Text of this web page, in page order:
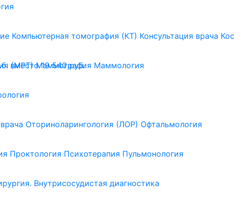
вместо 19 540 руб.
Компьютерная томография (КТ) Консультация врача
(МРТ) Маммография Маммология
Оториноларингология (ЛОР) Офтальмология
Проктология Психотерапия Пульмонология
Внутрисосудистая диагностика